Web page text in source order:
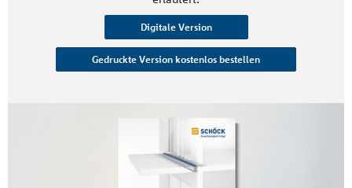
Digitale Version
Gedruckte Version kostenlos bestellen